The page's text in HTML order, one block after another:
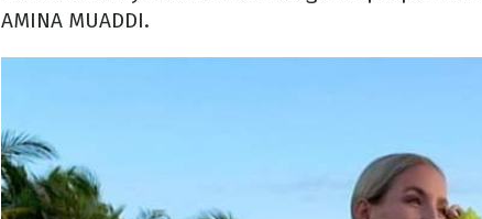
AMINA MUADDI.